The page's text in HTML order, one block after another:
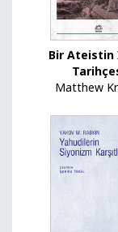
Bir Ateistin
Matthew